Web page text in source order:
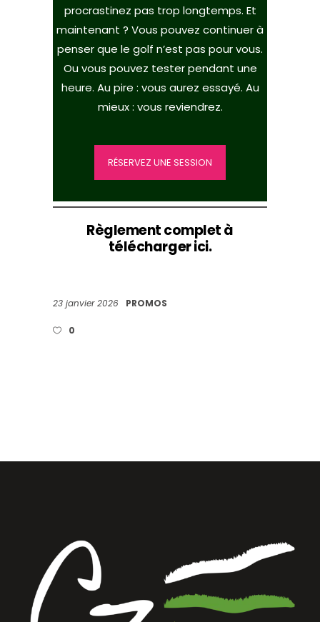
procrastinez pas trop longtemps. Et
maintenant ? Vous pouvez continuer à
penser que le golf n’est pas pour vous.
Ou vous pouvez tester pendant une
heure. Au pire : vous aurez essayé. Au
mieux : vous reviendrez.
RÉSERVEZ UNE SESSION
Règlement complet à
télécharger ici.
23 janvier 2026 PROMOS
0